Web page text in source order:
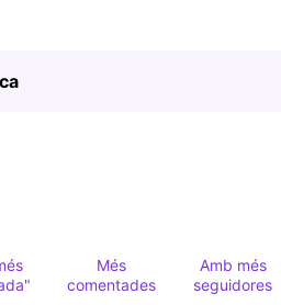
Més
comentades
Amb més
seguidores